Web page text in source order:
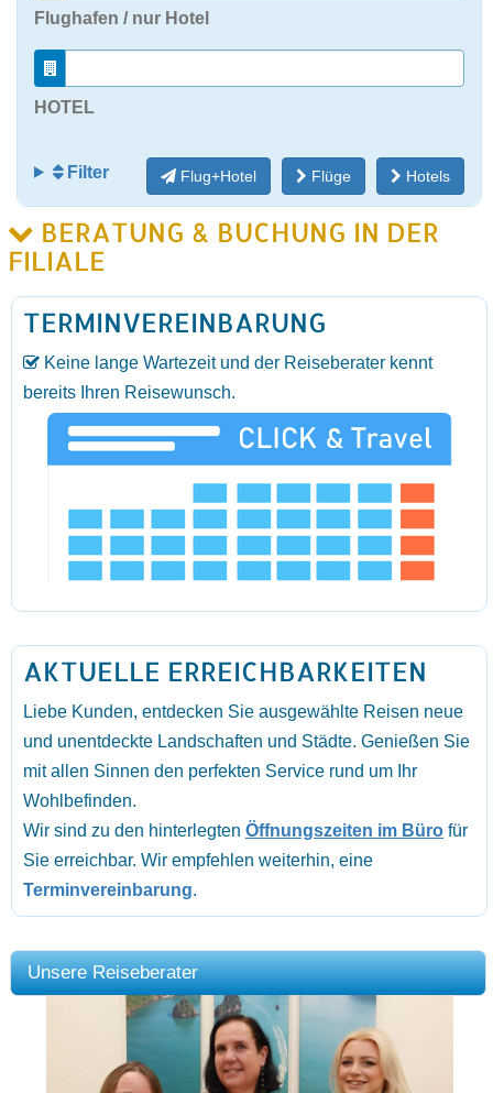
Flughafen / nur Hotel
HOTEL
Filter Hotels
Flüge
Flug+Hotel
BERATUNG & BUCHUNG IN DER
FILIALE
TERMINVEREINBARUNG
Keine lange Wartezeit und der Reiseberater kennt
bereits Ihren Reisewunsch.
AKTUELLE ERREICHBARKEITEN
Liebe Kunden, entdecken Sie ausgewählte Reisen neue
und unentdeckte Landschaften und Städte. Genießen Sie
mit allen Sinnen den perfekten Service rund um Ihr
Wohlbefinden.
Wir sind zu den hinterlegten Öffnungszeiten im Büro für
Sie erreichbar. Wir empfehlen weiterhin, eine
Terminvereinbarung.
Unsere Reiseberater